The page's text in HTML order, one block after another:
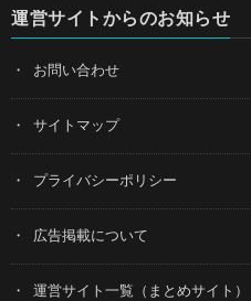
運営サイトからのお知らせ
お問い合わせ
サイトマップ
プライバシーポリシー
広告掲載について
運営サイト一覧（まとめサイト）